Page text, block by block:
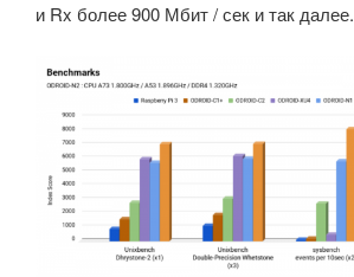
и Rx более 900 Мбит / сек и так далее.